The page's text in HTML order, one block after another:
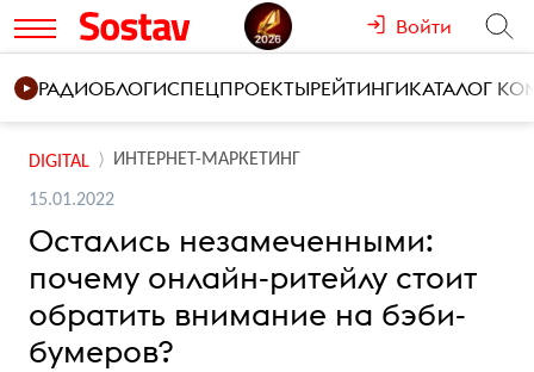
Войти
РАДИОБЛОГИСПЕЦПРОЕКТЫРЕЙТИНГИКАТАЛОГ
DIGITAL ИНТЕРНЕТ-МАРКЕТИНГ
15.01.2022
Остались незамеченными:
почему онлайн-ритейлу стоит
обратить внимание на бэби-
бумеров?